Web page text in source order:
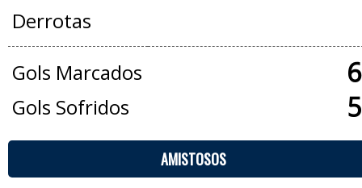
Derrotas
Gols Marcados
Gols Sofridos
AMISTOSOS